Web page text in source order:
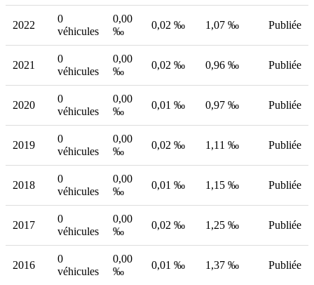
2022
0
véhicules
0,00
‰
0,02 ‰ 1,07 ‰ Publiée
2021
0
véhicules
0,00
‰
0,02 ‰ 0,96 ‰ Publiée
2020
0
véhicules
0,00
‰
0,01 ‰ 0,97 ‰ Publiée
2019
0
véhicules
0,00
‰
0,02 ‰ 1,11 ‰ Publiée
2018
0
véhicules
0,00
‰
0,01 ‰ 1,15 ‰ Publiée
2017
0
véhicules
0,00
‰
0,02 ‰ 1,25 ‰ Publiée
2016
0
véhicules
0,00
‰
0,01 ‰ 1,37 ‰ Publiée